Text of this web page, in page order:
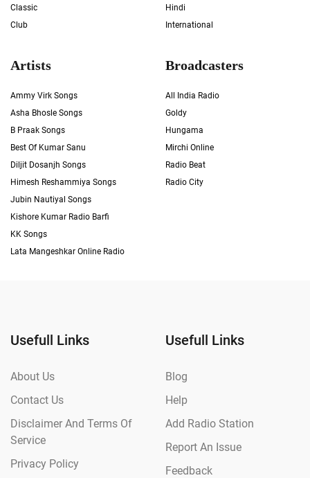
Classic
Club
Hindi
International
Artists
Ammy Virk Songs
Asha Bhosle Songs
B Praak Songs
Best Of Kumar Sanu
Diljit Dosanjh Songs
Himesh Reshammiya Songs
Jubin Nautiyal Songs
Kishore Kumar Radio Barfi
KK Songs
Lata Mangeshkar Online Radio
Broadcasters
All India Radio
Goldy
Hungama
Mirchi Online
Radio Beat
Radio City
Usefull Links
About Us
Contact Us
Disclaimer And Terms Of
Service
Privacy Policy
Usefull Links
Blog
Help
Add Radio Station
Report An Issue
Feedback